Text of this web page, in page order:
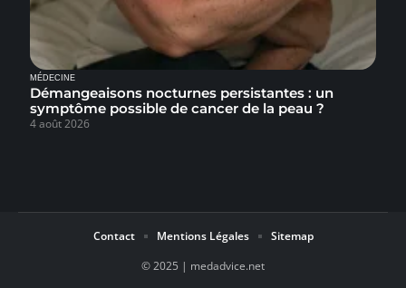
MÉDECINE
Démangeaisons nocturnes persistantes : un
symptôme possible de cancer de la peau ?
4 août 2026
© 2025 | medadvice.net
Contact Mentions Légales Sitemap